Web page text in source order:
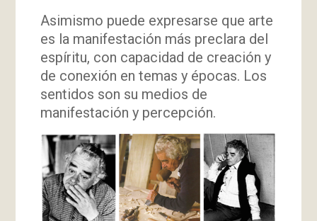
Asimismo puede expresarse que arte
es la manifestación más preclara del
espíritu, con capacidad de creación y
de conexión en temas y épocas. Los
sentidos son su medios de
manifestación y percepción.